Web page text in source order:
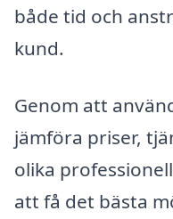
både tid och
kund.
Genom att
jämföra priser,
olika
att få det bästa